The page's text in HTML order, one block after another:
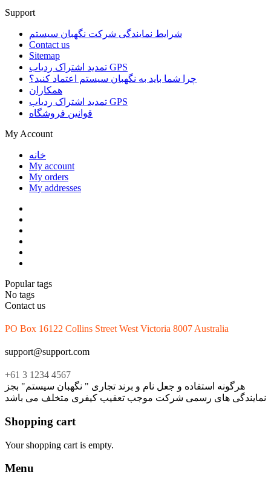
Support
شرایط نمایندگی شرکت نگهبان سیستم
Contact us
Sitemap
تمدید اشتراک ردیاب GPS
چرا شما باید به نگهبان سیستم اعتماد کنید؟
همکاران
تمدید اشتراک ردیاب GPS
قوانین فروشگاه
My Account
خانه
My account
My orders
My addresses
Popular tags
No tags
Contact us
PO Box 16122 Collins Street West Victoria 8007 Australia
support@support.com
+61 3 1234 4567
هرگونه استفاده و جعل نام و برند تجاری " نگهبان سیستم" بجز
نمایندگی های رسمی شرکت موجب تعقیب کیفری متخلف می باشد
Shopping cart
Your shopping cart is empty.
Menu